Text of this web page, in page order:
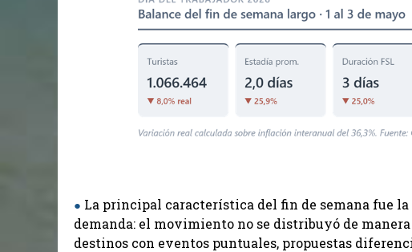
● La principal característica del fin de semana fue
demanda: el movimiento no se distribuyó de
destinos con eventos puntuales, propuestas